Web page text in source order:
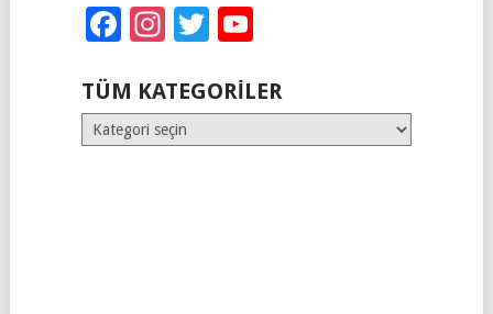
Facebook
Instagram
Twitter
TÜM KATEGORILER
Tüm
Kategoriler